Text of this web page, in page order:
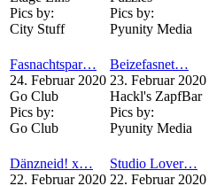
Pics by:
City Stuff
Pics by:
Pyunity Media
Fasnachtspar…
24. Februar 2020
Go Club
Pics by:
Go Club
Beizefasnet…
23. Februar 2020
Hackl's ZapfBar
Pics by:
Pyunity Media
Dänzneid! x…
22. Februar 2020
Studio Lover…
22. Februar 2020